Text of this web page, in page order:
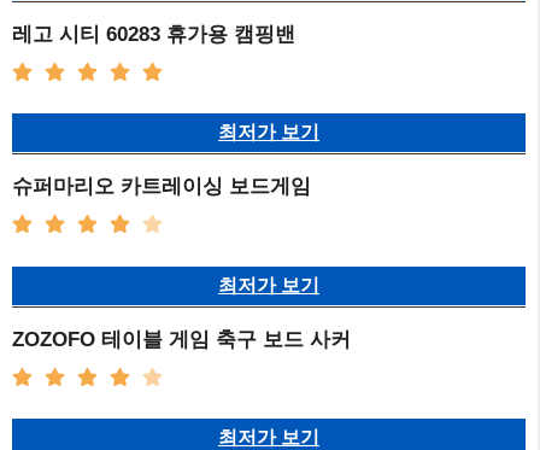
레고 시티 60283 휴가용 캠핑밴
최저가 보기
슈퍼마리오 카트레이싱 보드게임
최저가 보기
ZOZOFO 테이블 게임 축구 보드 사커
최저가 보기